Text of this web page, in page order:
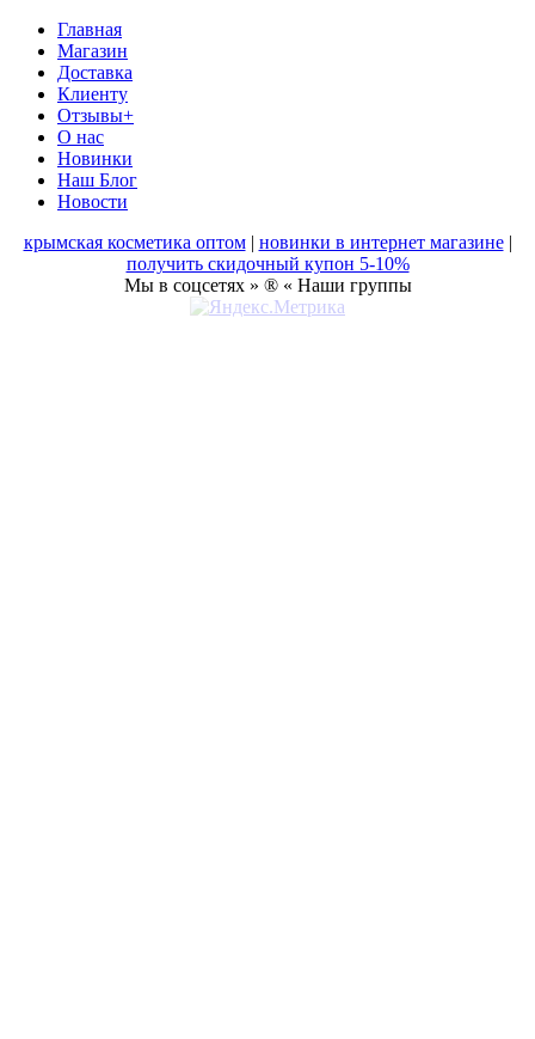
Главная
Магазин
Доставка
Клиенту
Отзывы+
О нас
Новинки
Наш Блог
Новости
крымская косметика оптом| новинки в интернет магазине|
получить скидочный купон 5-10%
Мы в соцсетях » ® « Наши группы